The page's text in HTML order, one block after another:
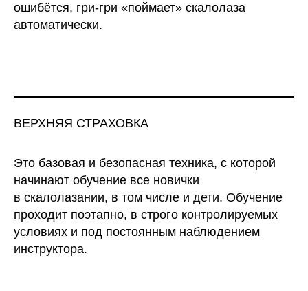
ошибётся, гри-гри «поймает» скалолаза
автоматически.
ВЕРХНЯЯ СТРАХОВКА
Это базовая и безопасная техника, с которой
начинают обучение все новички
в скалолазании, в том числе и дети. Обучение
проходит поэтапно, в строго контролируемых
условиях и под постоянным наблюдением
инструктора.